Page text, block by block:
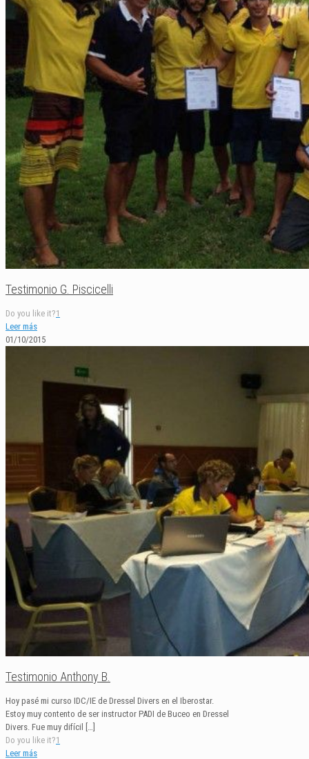
Testimonio G. Piscicelli
Do you like it?1
Leer más
01/10/2015
Testimonio Anthony B.
Hoy pasé mi curso IDC/IE de Dressel Divers en el Iberostar.
Estoy muy contento de ser instructor PADI de Buceo en Dressel
Divers. Fue muy difícil […]
Do you like it?1
Leer más